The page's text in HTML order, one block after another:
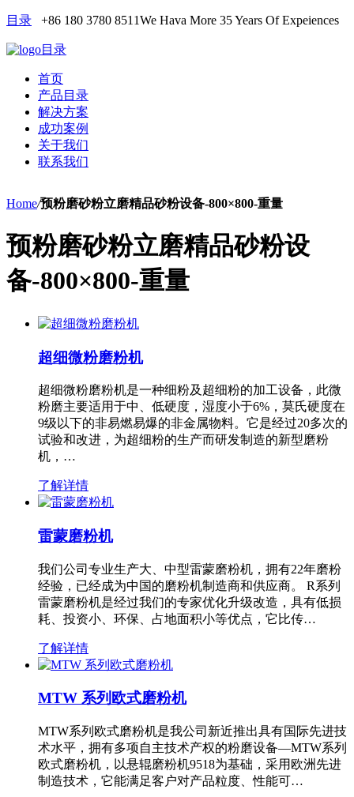
目录 +86 180 3780 8511We Hava More 35 Years Of Expeiences
目录
首页
产品目录
解决方案
成功案例
关于我们
联系我们
Home/预粉磨砂粉立磨精品砂粉设备-800×800-重量
预粉磨砂粉立磨精品砂粉设
备-800×800-重量
超细微粉磨粉机
超细微粉磨粉机是一种细粉及超细粉的加工设备，此微
粉磨主要适用于中、低硬度，湿度小于6%，莫氏硬度在
9级以下的非易燃易爆的非金属物料。它是经过20多次的
试验和改进，为超细粉的生产而研发制造的新型磨粉
机，…
了解详情
雷蒙磨粉机
我们公司专业生产大、中型雷蒙磨粉机，拥有22年磨粉
经验，已经成为中国的磨粉机制造商和供应商。 R系列
雷蒙磨粉机是经过我们的专家优化升级改造，具有低损
耗、投资小、环保、占地面积小等优点，它比传…
了解详情
MTW 系列欧式磨粉机
MTW系列欧式磨粉机是我公司新近推出具有国际先进技
术水平，拥有多项自主技术产权的粉磨设备—MTW系列
欧式磨粉机，以悬辊磨粉机9518为基础，采用欧洲先进
制造技术，它能满足客户对产品粒度、性能可…